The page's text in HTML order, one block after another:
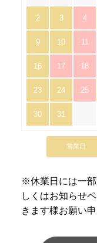
2 3 4
9 10 11
16 17 18
23 24 25
30 31
営業日
※休業日には一
しくはお知らせ
きます様お願い申